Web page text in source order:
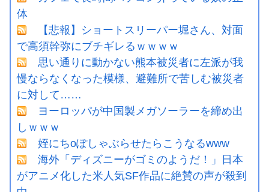
体
【悲報】ショートスリーパー堀さん、対面
で高須幹弥にブチギレるｗｗｗｗ
思い通りに動かない熊本被災者に左派が我
慢ならなくなった模様、避難所で苦しむ被災者
に対して……
ヨーロッパが中国製メガソーラーを締め出
しｗｗｗ
姪にちoぽしゃぶらせたらこうなるwww
海外「ディズニーがゴミのようだ！」日本
がアニメ化した米人気SF作品に絶賛の声が殺到